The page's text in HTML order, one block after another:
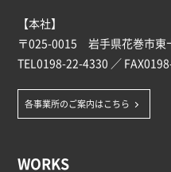
【本社】
〒025-0015 岩手県花巻市東
TEL0198-22-4330 ／
各事業所のご案内はこちら
WORKS